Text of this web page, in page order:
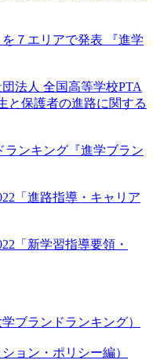
７エリアで発表 『進学
法人 全国高等学校PTA
と保護者の進路に関する
ンキング『進学ブラン
「進路指導・キャリア
「新学習指導要領・
ブランドランキング）
ョン・ポリシー編）